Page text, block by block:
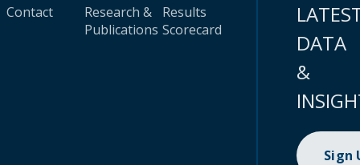
Contact
Research &
Publications
Results
Scorecard
DATA
&
Sign